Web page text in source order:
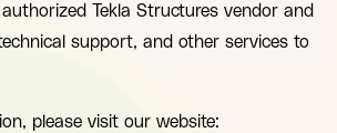
Tekla Structures vendor and
support, and other services to
please visit our website: